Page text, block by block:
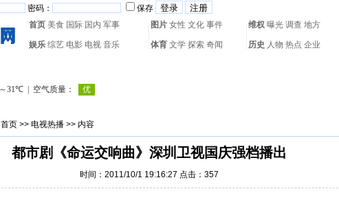
密码： 保存
首页 美食 国际 国内 军事 图片 女性 文化 事件 维权 曝光 调查 地方
娱乐 综艺 电影 电视 音乐 体育 文学 探索 奇闻 历史 人物 热点 企业
首页 >> 电视热播 >> 内容
都市剧《命运交响曲》深圳卫视国庆强档播出
时间：2011/10/1 19:16:27 点击： 357